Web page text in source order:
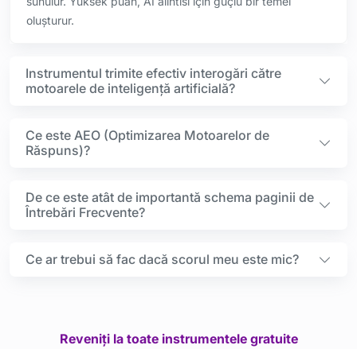
oluşturur.
Instrumentul trimite efectiv interogări către
motoarele de inteligență artificială?
Ce este AEO (Optimizarea Motoarelor de
Răspuns)?
De ce este atât de importantă schema paginii de
Întrebări Frecvente?
Ce ar trebui să fac dacă scorul meu este mic?
Reveniți la toate instrumentele gratuite